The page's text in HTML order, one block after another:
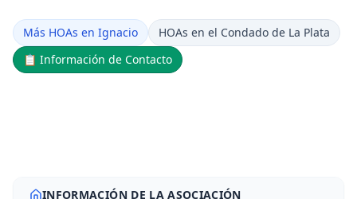
Más HOAs en Ignacio
HOAs en el Condado de La Plata
📋 Información de Contacto
INFORMACIÓN DE LA ASOCIACIÓN